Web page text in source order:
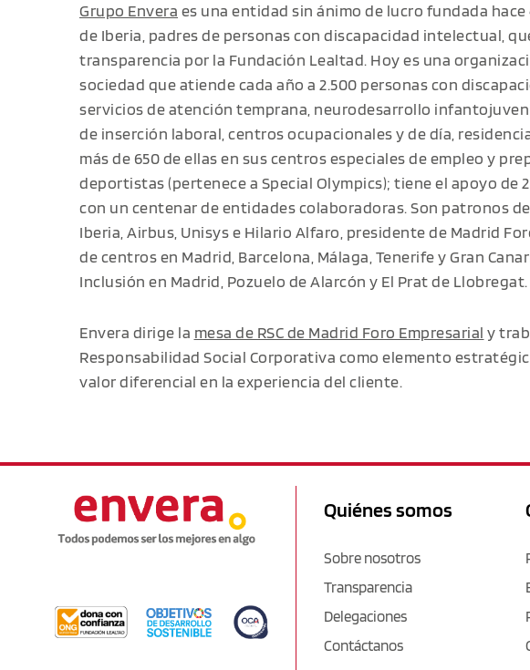
Grupo Envera es una entidad sin ánimo de lucro fundada
de Iberia, padres de personas con discapacidad intelectual,
transparencia por la Fundación Lealtad. Hoy es una
sociedad que atiende cada año a 2.500 personas con
servicios de atención temprana, neurodesarrollo
de inserción laboral, centros ocupacionales y de día,
más de 650 de ellas en sus centros especiales de empleo y
deportistas (pertenece a Special Olympics); tiene el apoyo de
con un centenar de entidades colaboradoras. Son patronos
Iberia, Airbus, Unisys e Hilario Alfaro, presidente de Madrid
de centros en Madrid, Barcelona, Málaga, Tenerife y Gran
Inclusión en Madrid, Pozuelo de Alarcón y El Prat de Llobregat.
Envera dirige la mesa de RSC de Madrid Foro Empresarial y
Responsabilidad Social Corporativa como elemento
valor diferencial en la experiencia del cliente.
Quiénes somos
Sobre nosotros
Transparencia
Delegaciones
Contáctanos